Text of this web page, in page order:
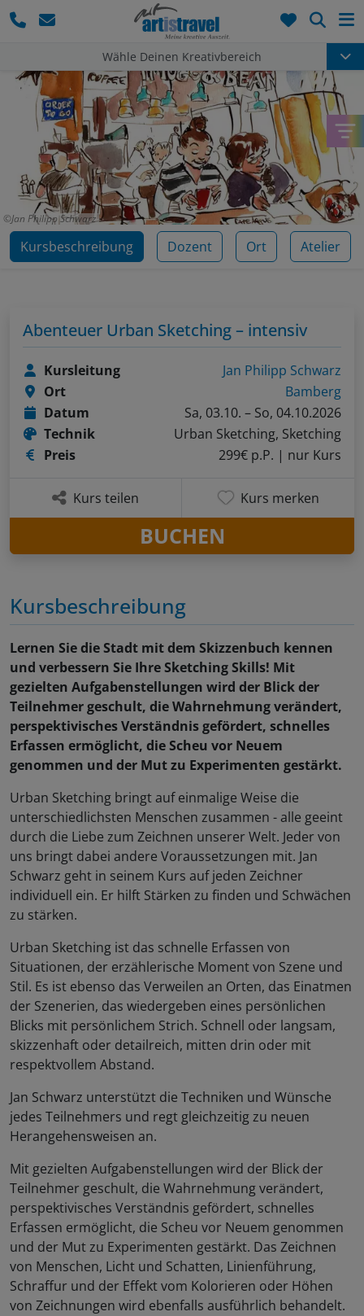
Wähle Deinen Kreativbereich
Jan Philipp Schwarz
Kursbeschreibung Dozent Ort Atelier
Kursbeschreibung
Lernen Sie die Stadt mit dem Skizzenbuch kennen
und verbessern Sie Ihre Sketching Skills! Mit
gezielten Aufgabenstellungen wird der Blick der
Teilnehmer geschult, die Wahrnehmung verändert,
perspektivisches Verständnis gefördert, schnelles
Erfassen ermöglicht, die Scheu vor Neuem
genommen und der Mut zu Experimenten gestärkt.
Urban Sketching bringt auf einmalige Weise die
unterschiedlichsten Menschen zusammen - alle geeint
durch die Liebe zum Zeichnen unserer Welt. Jeder von
uns bringt dabei andere Voraussetzungen mit. Jan
Schwarz geht in seinem Kurs auf jeden Zeichner
individuell ein. Er hilft Stärken zu finden und Schwächen
zu stärken.
Urban Sketching ist das schnelle Erfassen von
Situationen, der erzählerische Moment von Szene und
Stil. Es ist ebenso das Verweilen an Orten, das Einatmen
der Szenerien, das wiedergeben eines persönlichen
Blicks mit persönlichem Strich. Schnell oder langsam,
skizzenhaft oder detailreich, mitten drin oder mit
respektvollem Abstand.
Jan Schwarz unterstützt die Techniken und Wünsche
jedes Teilnehmers und regt gleichzeitig zu neuen
Herangehensweisen an.
Mit gezielten Aufgabenstellungen wird der Blick der
Teilnehmer geschult, die Wahrnehmung verändert,
perspektivisches Verständnis gefördert, schnelles
Erfassen ermöglicht, die Scheu vor Neuem genommen
und der Mut zu Experimenten gestärkt. Das Zeichnen
von Menschen, Licht und Schatten, Linienführung,
Schraffur und der Effekt vom Kolorieren oder Höhen
von Zeichnungen wird ebenfalls ausführlich behandelt.
Abenteuer Urban Sketching – intensiv
Kursleitung
Jan Philipp Schwarz
Ort
Bamberg
Datum
Sa, 03.10. – So, 04.10.2026
Technik
Urban Sketching, Sketching
Preis
299€ p.P. | nur Kurs
Kurs teilen Kurs merken
BUCHEN